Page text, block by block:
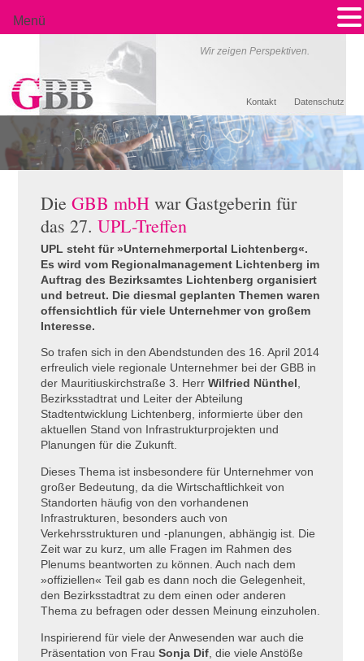
Wir zeigen Perspektiven.
Kontakt Datenschutz
Die GBB mbHwar Gastgeberin für
das 27. UPL-Treffen
UPL steht für »Unternehmerportal Lichtenberg«.
Es wird vom Regionalmanagement Lichtenberg im
Auftrag des Bezirksamtes Lichtenberg organisiert
und betreut. Die diesmal geplanten Themen waren
offensichtlich für viele Unternehmer von großem
Interesse.
So trafen sich in den Abendstunden des 16. April 2014
erfreulich viele regionale Unternehmer bei der GBB in
der Mauritiuskirchstraße 3. Herr Wilfried Nünthel ,
Bezirksstadtrat und Leiter der Abteilung
Stadtentwicklung Lichtenberg, informierte über den
aktuellen Stand von Infrastrukturprojekten und
Planungen für die Zukunft.
Dieses Thema ist insbesondere für Unternehmer von
großer Bedeutung, da die Wirtschaftlichkeit von
Standorten häufig von den vorhandenen
Infrastrukturen, besonders auch von
Verkehrsstrukturen und -planungen, abhängig ist. Die
Zeit war zu kurz, um alle Fragen im Rahmen des
Plenums beantworten zu können. Auch nach dem
»offiziellen« Teil gab es dann noch die Gelegenheit,
den Bezirksstadtrat zu dem einen oder anderen
Thema zu befragen oder dessen Meinung einzuholen.
Inspirierend für viele der Anwesenden war auch die
Präsentation von Frau Sonja Dif, die viele Anstöße
Menü